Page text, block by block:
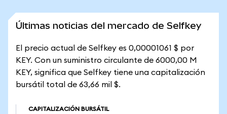
Últimas noticias del mercado de Selfkey
El precio actual de Selfkey es 0,00001061 $ por
KEY. Con un suministro circulante de 6000,00 M
KEY, significa que Selfkey tiene una capitalización
bursátil total de 63,66 mil $.
CAPITALIZACIÓN BURSÁTIL